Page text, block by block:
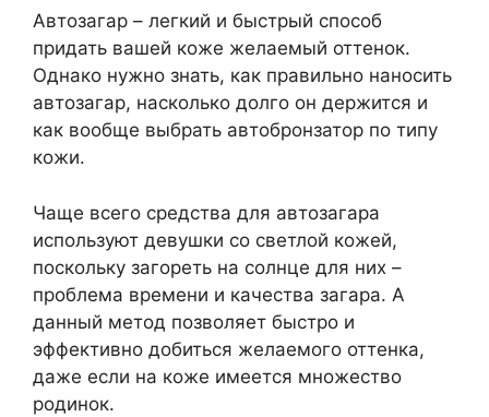
Автозагар – легкий и быстрый способ
придать вашей коже желаемый оттенок.
Однако нужно знать, как правильно наносить
автозагар, насколько долго он держится и
как вообще выбрать автобронзатор по типу
кожи.
Чаще всего средства для автозагара
используют девушки со светлой кожей,
поскольку загореть на солнце для них –
проблема времени и качества загара. А
данный метод позволяет быстро и
эффективно добиться желаемого оттенка,
даже если на коже имеется множество
родинок.